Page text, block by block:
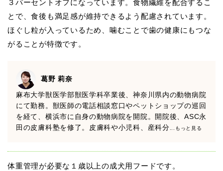
３パーセントオフになっています。食物繊維を配合するこ
とで、食後も満足感が維持できるよう配慮されています。
ほぐし粒が入っているため、噛むことで歯の健康にもつな
がることが特徴です。
葛野 莉奈
麻布大学獣医学部獣医学科卒業後、神奈川県内の動物病院
にて勤務。獣医師の電話相談窓口やペットショップの巡回
を経て、横浜市に自身の動物病院を開院。開院後、ASC永
田の皮膚科塾を修了。皮膚科や小児科、産科分 ...もっと見る
体重管理が必要な１歳以上の成犬用フードです。